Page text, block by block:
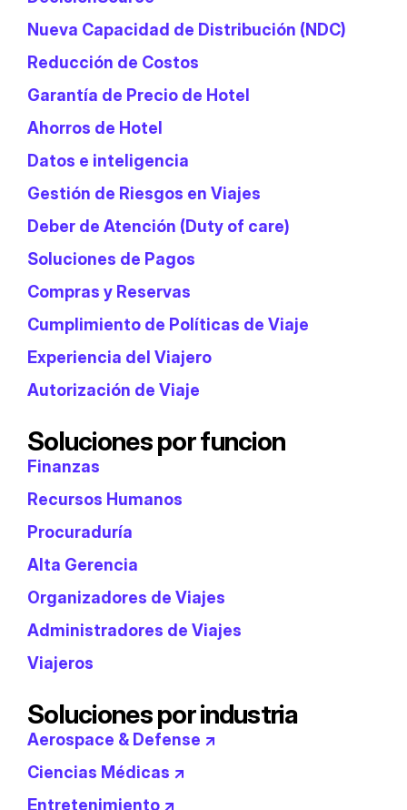
Nueva Capacidad de Distribución (NDC)
Reducción de Costos
Garantía de Precio de Hotel
Ahorros de Hotel
Datos e inteligencia
Gestión de Riesgos en Viajes
Deber de Atención (Duty of care)
Soluciones de Pagos
Compras y Reservas
Cumplimiento de Políticas de Viaje
Experiencia del Viajero
Autorización de Viaje
Soluciones por funcion
Finanzas
Recursos Humanos
Procuraduría
Alta Gerencia
Organizadores de Viajes
Administradores de Viajes
Viajeros
Soluciones por industria
Aerospace & Defense ↗
Ciencias Médicas ↗
Entretenimiento ↗